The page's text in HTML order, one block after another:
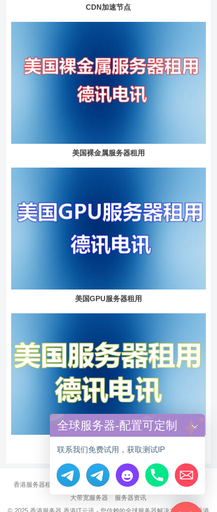
CDN加速节点
美国裸金属服务器租用
美国GPU服务器租用
美国服务器租用
香港服务器租用 海外CN2服务器 站群多IP服务器
海外云服务器
大带宽服务器
服务器资讯
Hide chaty
全球服务器-配置可定制
联系我们免费试用，获取测试IP